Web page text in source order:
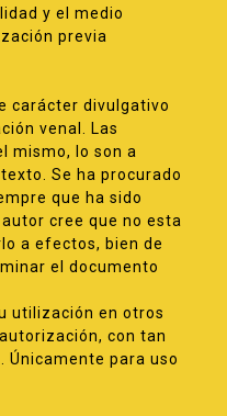
y el medio
previa
carácter divulgativo
venal. Las
mismo, lo son a
Se ha procurado
que ha sido
cree que no esta
a efectos, bien de
el documento
utilización en otros
con tan
Únicamente para uso